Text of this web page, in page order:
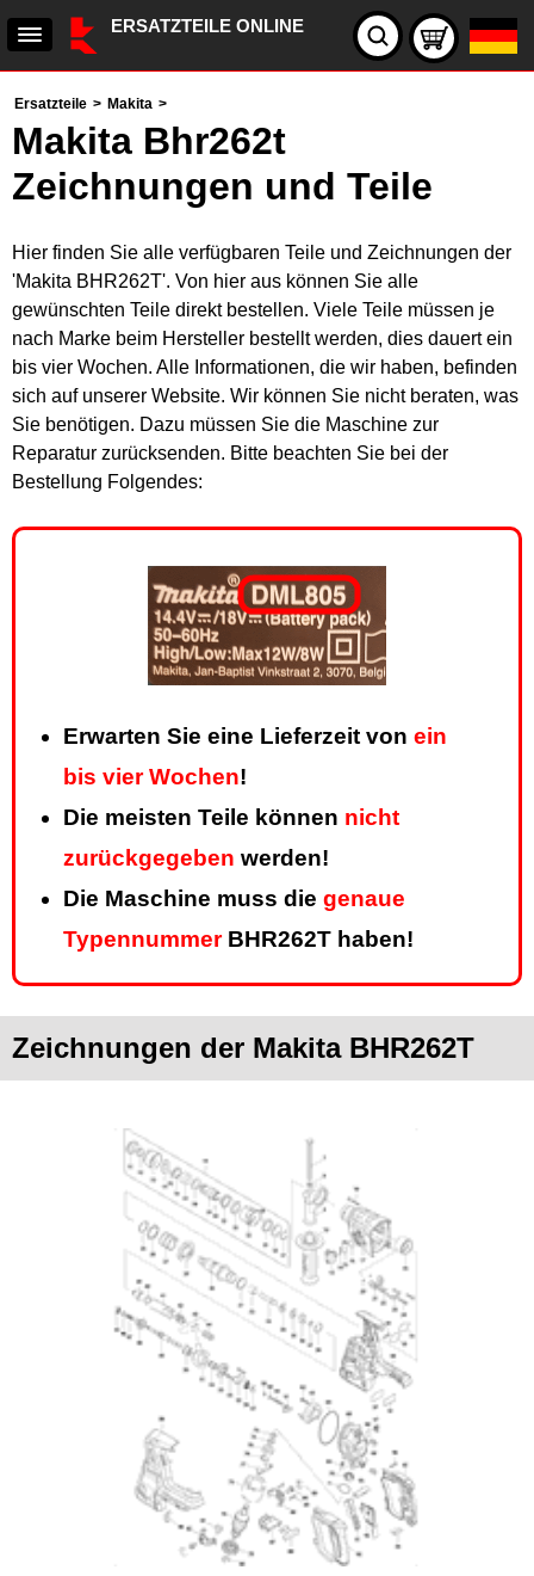
ERSATZTEILE ONLINE
Ersatzteile > Makita >
Makita Bhr262t
Zeichnungen und Teile
Hier finden Sie alle verfügbaren Teile und Zeichnungen der
'Makita BHR262T'. Von hier aus können Sie alle
gewünschten Teile direkt bestellen. Viele Teile müssen je
nach Marke beim Hersteller bestellt werden, dies dauert ein
bis vier Wochen. Alle Informationen, die wir haben, befinden
sich auf unserer Website. Wir können Sie nicht beraten, was
Sie benötigen. Dazu müssen Sie die Maschine zur
Reparatur zurücksenden. Bitte beachten Sie bei der
Bestellung Folgendes:
Erwarten Sie eine Lieferzeit von ein
bis vier Wochen!
Die meisten Teile können nicht
zurückgegeben werden!
Die Maschine muss die genaue
TypennummerBHR262T haben!
Zeichnungen der Makita BHR262T